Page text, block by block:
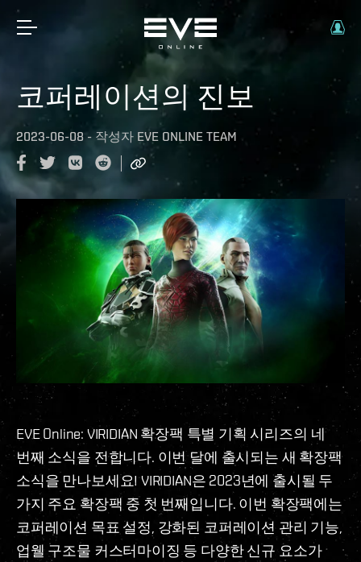
코퍼레이션의 진보
2023-06-08 - 작성자 EVE ONLINE TEAM
EVE Online: VIRIDIAN 확장팩 특별 기획 시리즈의 네
번째 소식을 전합니다. 이번 달에 출시되는 새 확장팩
소식을 만나보세요! VIRIDIAN은 2023년에 출시될 두
가지 주요 확장팩 중 첫 번째입니다. 이번 확장팩에는
코퍼레이션 목표 설정, 강화된 코퍼레이션 관리 기능,
업웰 구조물 커스터마이징 등 다양한 신규 요소가